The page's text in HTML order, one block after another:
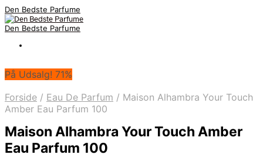
Den Bedste Parfume
Den Bedste Parfume
På Udsalg! 71%
Forside / Eau De Parfum / Maison Alhambra Your Touch
Amber Eau Parfum 100
Maison Alhambra Your Touch Amber
Eau Parfum 100